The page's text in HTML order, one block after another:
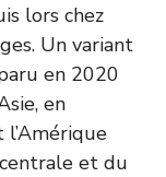
lors chez
Un variant
en 2020
en
et du